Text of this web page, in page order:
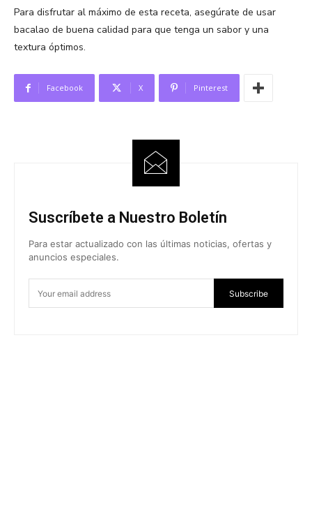
Para disfrutar al máximo de esta receta, asegúrate de usar
bacalao de buena calidad para que tenga un sabor y una
textura óptimos.
Facebook X Pinterest
Suscríbete a Nuestro Boletín
Para estar actualizado con las últimas noticias, ofertas y
anuncios especiales.
Subscribe